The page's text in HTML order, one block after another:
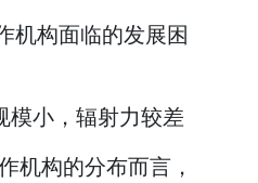
机构面临的发展困
模小，辐射力较差
机构的分布而言，